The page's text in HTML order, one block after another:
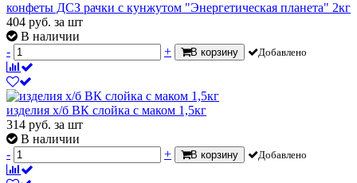
конфеты ДСЗ рачки с кунжутом "Энергетическая планета" 2кг
404 руб. за шт
В наличии
-
+ В корзину Добавлено
изделия х/б ВК слойка с маком 1,5кг
314 руб. за шт
В наличии
-
+ В корзину Добавлено